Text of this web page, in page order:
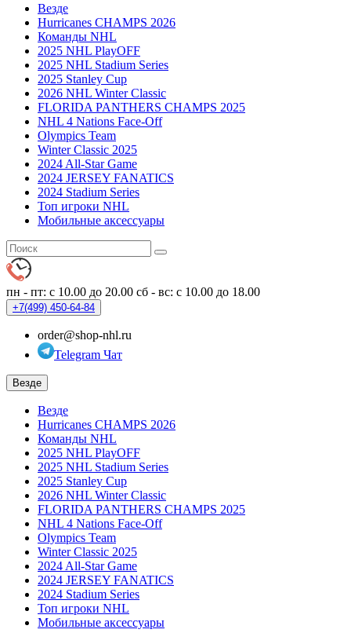
Везде
Hurricanes CHAMPS 2026
Команды NHL
2025 NHL PlayOFF
2025 NHL Stadium Series
2025 Stanley Cup
2026 NHL Winter Classic
FLORIDA PANTHERS CHAMPS 2025
NHL 4 Nations Face-Off
Olympics Team
Winter Classic 2025
2024 All-Star Game
2024 JERSEY FANATICS
2024 Stadium Series
Топ игроки NHL
Мобильные аксессуары
пн - пт: с 10.00 до 20.00 сб - вс: с 10.00 до 18.00
+7(499) 450-64-84
order@shop-nhl.ru
Telegram Чат
Везде
Везде
Hurricanes CHAMPS 2026
Команды NHL
2025 NHL PlayOFF
2025 NHL Stadium Series
2025 Stanley Cup
2026 NHL Winter Classic
FLORIDA PANTHERS CHAMPS 2025
NHL 4 Nations Face-Off
Olympics Team
Winter Classic 2025
2024 All-Star Game
2024 JERSEY FANATICS
2024 Stadium Series
Топ игроки NHL
Мобильные аксессуары